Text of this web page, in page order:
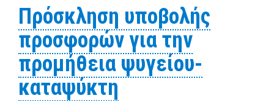
ΠΡΟΜΗΘΕΙΑ ΑΝΕΜΙΣΤΗΡΩΝ
ΟΡΟΦΗΣ
Πρόσκληση υποβολής
προσφορών για την
προμήθεια ψυγείου-
καταψύκτη